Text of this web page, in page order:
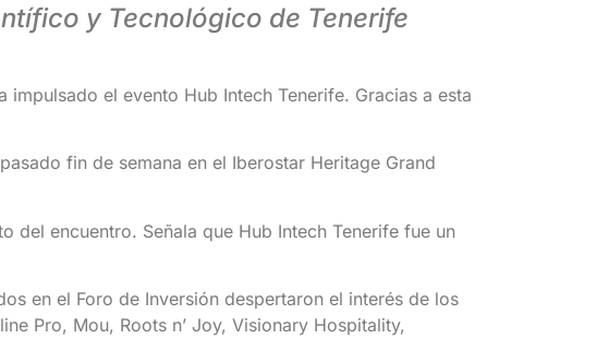
y Tecnológico de Tenerife
el evento Hub Intech Tenerife. Gracias a esta
fin de semana en el Iberostar Heritage Grand
del encuentro. Señala que Hub Intech Tenerife fue un
en el Foro de Inversión despertaron el interés de los
Pro, Mou, Roots n’ Joy, Visionary Hospitality,